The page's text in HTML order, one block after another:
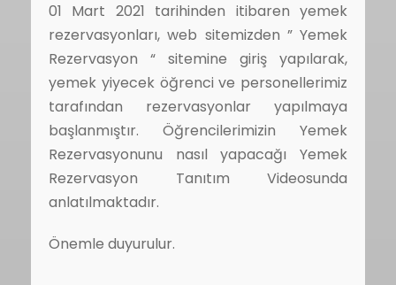
01 Mart 2021 tarihinden itibaren yemek
rezervasyonları, web sitemizden ” Yemek
Rezervasyon “ sitemine giriş yapılarak,
yemek yiyecek öğrenci ve personellerimiz
tarafından rezervasyonlar yapılmaya
başlanmıştır. Öğrencilerimizin Yemek
Rezervasyonunu nasıl yapacağı Yemek
Rezervasyon Tanıtım Videosunda
anlatılmaktadır.
Önemle duyurulur.